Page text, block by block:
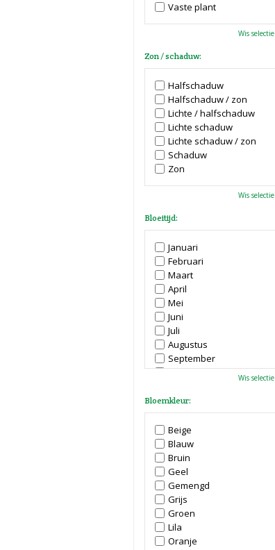
Vaste plant
Wis selectie
Zon / schaduw:
Halfschaduw
Halfschaduw / zon
Lichte / halfschaduw
Lichte schaduw
Lichte schaduw / zon
Schaduw
Zon
Wis selectie
Bloeitijd:
Januari
Februari
Maart
April
Mei
Juni
Juli
Augustus
September
Oktober
December
Wis selectie
Bloemkleur:
Beige
Blauw
Bruin
Geel
Gemengd
Grijs
Groen
Lila
Oranje